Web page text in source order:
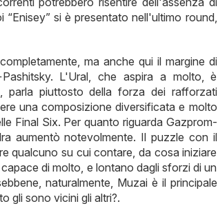
si è presentato nell'ultimo round,
ma anche qui il margine di
L'Ural, che aspira a molto, è
parla piuttosto della forza dei rafforzati
una composizione diversificata e molto
Final Six. Per quanto riguarda Gazprom-
aumentò notevolmente. Il puzzle con il
qualcuno su cui contare, da cosa iniziare
di molto, e lontano dagli sforzi di un
naturalmente, Muzai è il principale
gli sono vicini gli altri?.